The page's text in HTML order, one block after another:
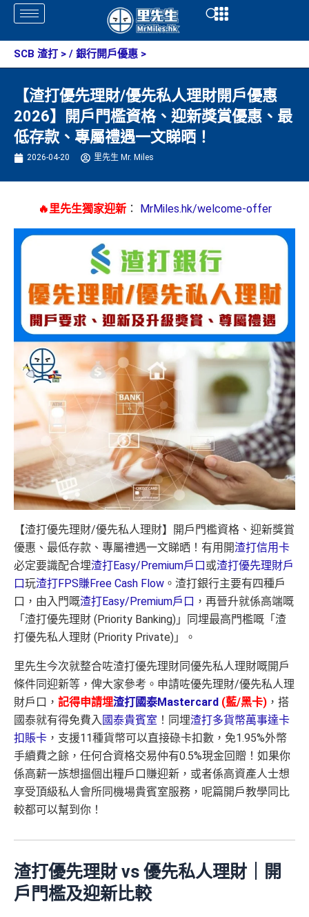
Skip
content
Open
SCB 渣打 > / 銀行開戶優惠 >
【渣打優先理財/優先私人理財開戶優惠
2026】開戶門檻資格、迎新獎賞優惠、最
低存款、專屬禮遇一文睇晒！
2026-04-20 里先生 Mr. Miles
🔥里先生獨家迎新： MrMiles.hk/welcome-offer
【渣打優先理財/優先私人理財】開戶門檻資格、迎新獎賞
優惠、最低存款、專屬禮遇一文睇晒！有用開渣打信用卡
必定要識配合埋渣打Easy/Premium戶口 或渣打優先理財戶
口玩渣打FPS賺Free Cash Flow 。渣打銀行主要有四種戶
口，由入門嘅渣打Easy/Premium戶口 ，再晉升就係高端嘅
「渣打優先理財 (Priority Banking)」同埋最高門檻嘅「渣
打優先私人理財 (Priority Private)」。
里先生今次就整合咗渣打優先理財同優先私人理財嘅開戶
條件同迎新等，俾大家參考。申請咗優先理財/優先私人理
財戶口， 記得申請埋渣打國泰Mastercard (藍/黑卡) ，搭
國泰就有得免費入 國泰貴賓室 ！同埋渣打多貨幣萬事達卡
扣賬卡 ，支援11種貨幣可以直接碌卡扣數，免1.95%外幣
手續費之餘，任何合資格交易仲有0.5%現金回贈！如果你
係高薪一族想搵個出糧戶口賺迎新，或者係高資產人士想
享受頂級私人會所同機場貴賓室服務，呢篇開戶教學同比
較都可以幫到你！
渣打優先理財 vs 優先私人理財｜開
戶門檻及迎新比較